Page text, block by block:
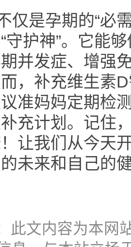
仅是孕期的“必
守护神”。它能
并发症、增强
，补充维生素
准妈妈定期检
充计划。记住
让我们从今天
未来和自己的
此文内容为本网